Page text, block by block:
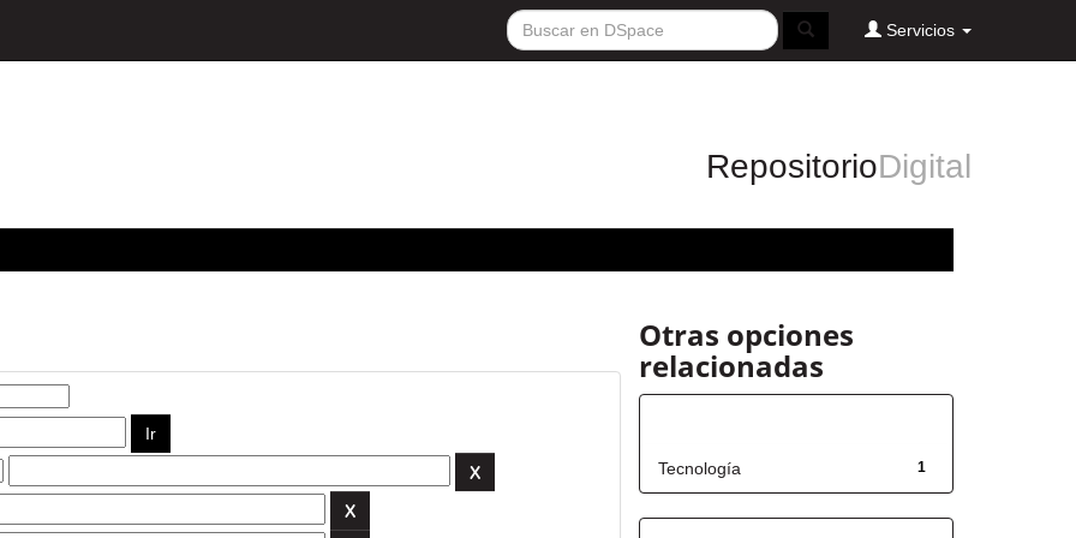
Servicios
RepositorioDigital
Otras opciones
relacionadas
1
Tecnología